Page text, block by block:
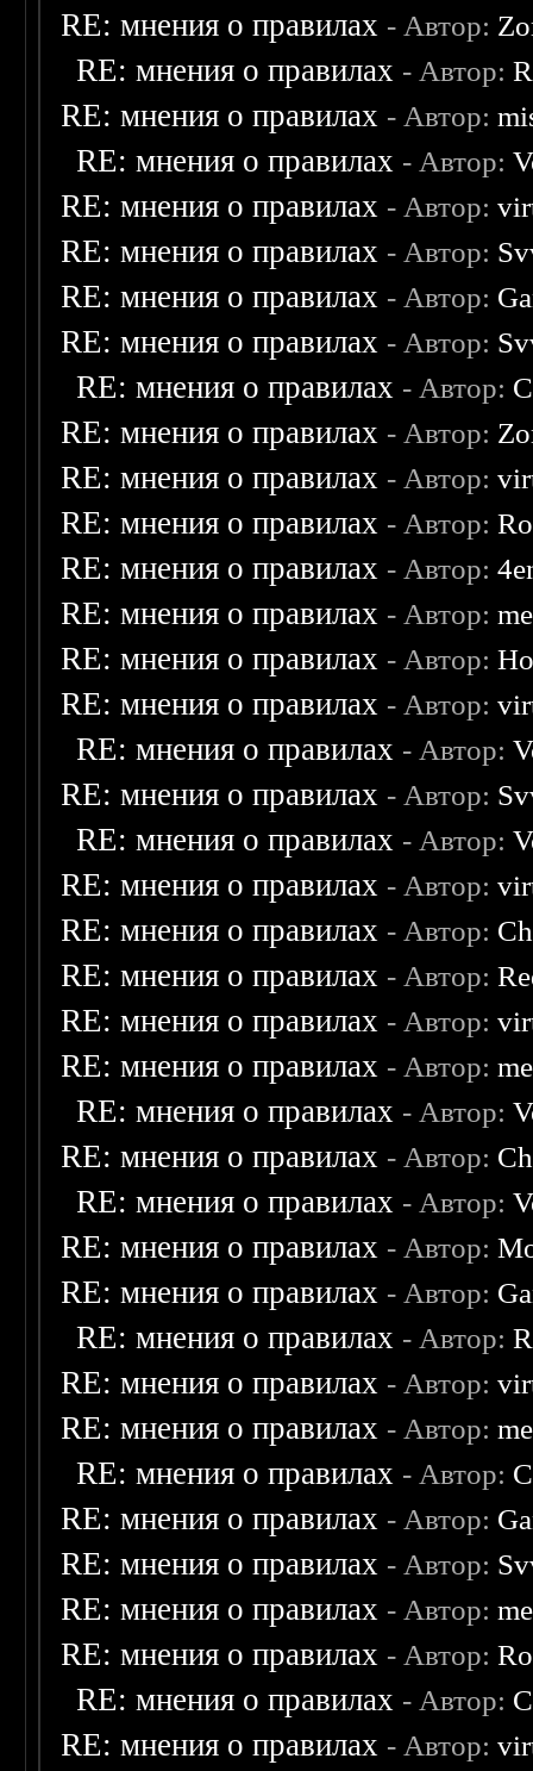
RE: мнения о правилах - Автор:
RE: мнения о правилах - Автор:
RE: мнения о правилах - Автор:
RE: мнения о правилах - Автор:
RE: мнения о правилах - Автор:
RE: мнения о правилах - Автор:
RE: мнения о правилах - Автор:
RE: мнения о правилах - Автор:
RE: мнения о правилах - Автор:
RE: мнения о правилах - Автор:
RE: мнения о правилах - Автор:
RE: мнения о правилах - Автор:
RE: мнения о правилах - Автор:
RE: мнения о правилах - Автор:
RE: мнения о правилах - Автор:
RE: мнения о правилах - Автор:
RE: мнения о правилах - Автор:
RE: мнения о правилах - Автор:
RE: мнения о правилах - Автор:
RE: мнения о правилах - Автор:
RE: мнения о правилах - Автор:
RE: мнения о правилах - Автор:
RE: мнения о правилах - Автор:
RE: мнения о правилах - Автор:
RE: мнения о правилах - Автор:
RE: мнения о правилах - Автор:
RE: мнения о правилах - Автор:
RE: мнения о правилах - Автор:
RE: мнения о правилах - Автор:
RE: мнения о правилах - Автор:
RE: мнения о правилах - Автор:
RE: мнения о правилах - Автор:
RE: мнения о правилах - Автор:
RE: мнения о правилах - Автор:
RE: мнения о правилах - Автор:
RE: мнения о правилах - Автор:
RE: мнения о правилах - Автор:
RE: мнения о правилах - Автор:
RE: мнения о правилах - Автор: